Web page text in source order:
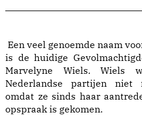
Een veel genoemde naam
is de huidige
Marvelyne Wiels. Wiels
Nederlandse partijen niet
omdat ze sinds haar
opspraak is gekomen.